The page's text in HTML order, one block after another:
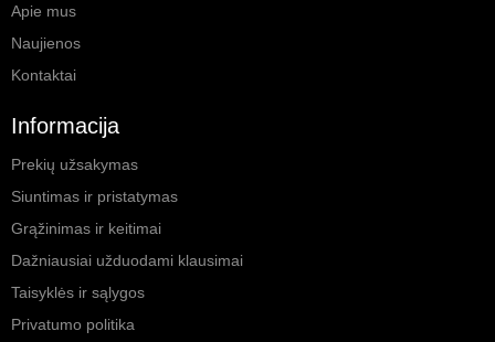
Apie mus
Naujienos
Kontaktai
Informacija
Prekių užsakymas
Siuntimas ir pristatymas
Grąžinimas ir keitimai
Dažniausiai užduodami klausimai
Taisyklės ir sąlygos
Privatumo politika